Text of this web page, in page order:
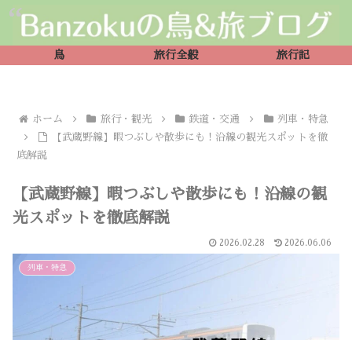
鳥 旅行全般 旅行記
ホーム 旅行・観光 鉄道・交通
列車・特急
【武蔵野線】暇つぶしや散歩にも！沿線の観光スポットを徹
底解説
【武蔵野線】暇つぶしや散歩にも！沿線の観
光スポットを徹底解説
2026.02.28 2026.06.06
列車・特急